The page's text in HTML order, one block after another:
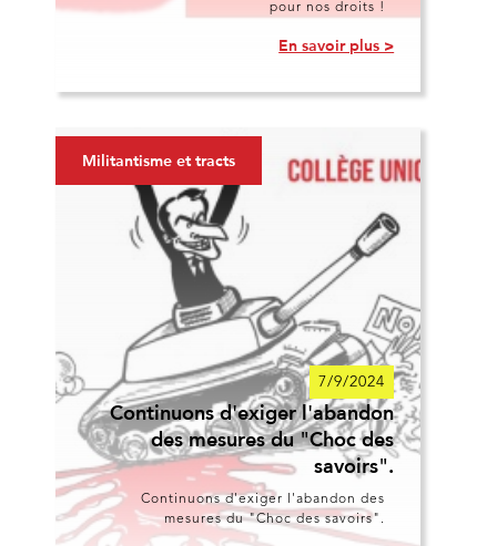
pour nos droits !
En savoir plus >
Militantisme et tracts
7/9/2024
Continuons d'exiger l'abandon
des mesures du "Choc des
savoirs".
Continuons d'exiger l'abandon des
mesures du "Choc des savoirs".